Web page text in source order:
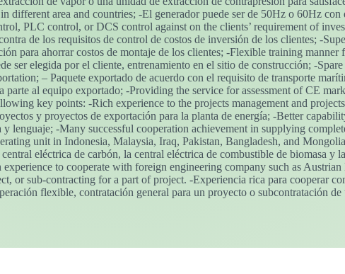
area and countries; -El generador puede ser de 50Hz o 60Hz con
PLC control, or DCS control against on the clients’ requirement of
de los requisitos de control de costos de inversión de los clientes; -
para ahorrar costos de montaje de los clientes; -Flexible training
ser elegida por el cliente, entrenamiento en el sitio de construcción; -
– Paquete exportado de acuerdo con el requisito de transporte
al equipo exportado; -Providing the service for assessment of CE
key points: -Rich experience to the projects management and
y proyectos de exportación para la planta de energía; -Better
lenguaje; -Many successful cooperation achievement in supplying
unit in Indonesia, Malaysia, Iraq, Pakistan, Bangladesh, and
eléctrica de carbón, la central eléctrica de combustible de biomasa y
to cooperate with foreign engineering company such as
or sub-contracting for a part of project. -Experiencia rica para cooperar
flexible, contratación general para un proyecto o subcontratación de